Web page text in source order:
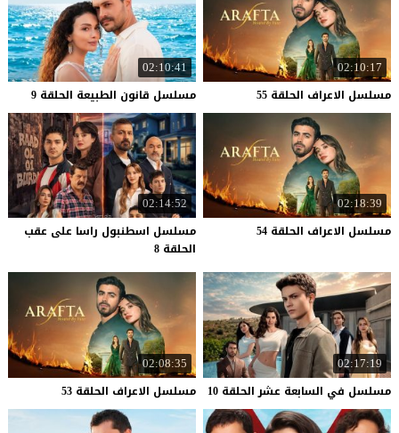
02:10:17
مسلسل الاعراف الحلقة 55
02:10:41
مسلسل قانون الطبيعة الحلقة 9
02:18:39
مسلسل الاعراف الحلقة 54
02:14:52
مسلسل اسطنبول راسا على عقب
الحلقة 8
02:17:19
مسلسل في السابعة عشر الحلقة 10
02:08:35
مسلسل الاعراف الحلقة 53